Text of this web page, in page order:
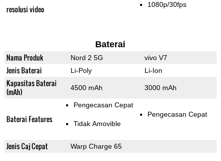
resolusi video 1080p/30fps
Baterai
Nama Produk Nord 2 5G vivo V7
Jenis Baterai Li-Poly Li-Ion
Kapasitas Baterai
(mAh)
4500 mAh 3000 mAh
Baterai Features
Pengecasan Cepat
Tidak Amovible
Pengecasan Cepat
Jenis Caj Cepat Warp Charge 65